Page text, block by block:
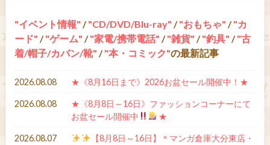
イベント情報 / CD/DVD/Blu-ray / おもちゃ / カ
ード / ゲーム / 家電/携帯電話 / 雑貨 / 釣具 / 古
着/帽子/カバン/靴 / 本・コミック の最新記事
2026.08.08 ★《8月16日まで》2026お盆セール開催中！★
2026.08.08
★《8月8日～16日》ファッションコーナーにて
お盆セール開催中
★
2026.08.07
【8月8日～16日】＊マンガ倉庫大分東店・